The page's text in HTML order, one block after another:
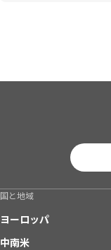
国と地域
ヨーロッパ
中南米